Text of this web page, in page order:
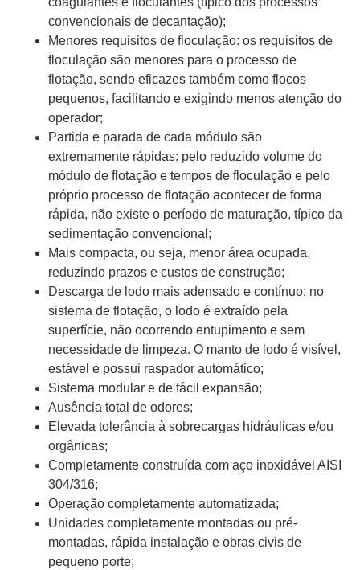
convencionais de decantação);
Menores requisitos de floculação: os requisitos de
floculação são menores para o processo de
flotação, sendo eficazes também como flocos
pequenos, facilitando e exigindo menos atenção do
operador;
Partida e parada de cada módulo são
extremamente rápidas: pelo reduzido volume do
módulo de flotação e tempos de floculação e pelo
próprio processo de flotação acontecer de forma
rápida, não existe o período de maturação, típico da
sedimentação convencional;
Mais compacta, ou seja, menor área ocupada,
reduzindo prazos e custos de construção;
Descarga de lodo mais adensado e contínuo: no
sistema de flotação, o lodo é extraído pela
superfície, não ocorrendo entupimento e sem
necessidade de limpeza. O manto de lodo é visível,
estável e possui raspador automático;
Sistema modular e de fácil expansão;
Ausência total de odores;
Elevada tolerância à sobrecargas hidráulicas e/ou
orgânicas;
Completamente construída com aço inoxidável AISI
304/316;
Operação completamente automatizada;
Unidades completamente montadas ou pré-
montadas, rápida instalação e obras civis de
pequeno porte;